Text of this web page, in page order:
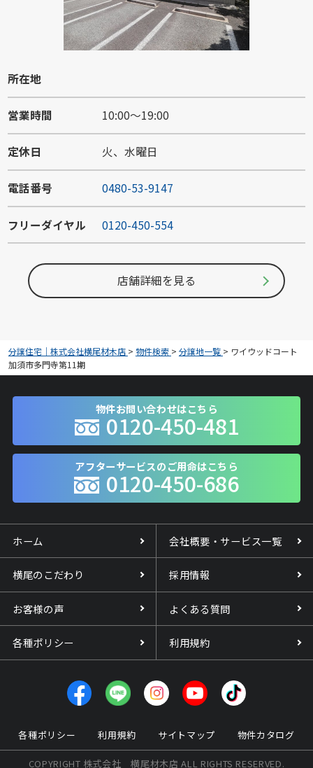
所在地
営業時間 10:00～19:00
定休日 火、水曜日
電話番号 0480-53-9147
フリーダイヤル 0120-450-554
店舗詳細を見る
分譲住宅｜株式会社横尾材木店 > 物件検索 > 分譲地一覧 > ワイウッドコート
加須市多門寺第11期
物件お問い合わせはこちら
0120-450-481
アフターサービスのご用命はこちら
0120-450-686
ホーム 会社概要・サービス一覧
横尾のこだわり 採用情報
お客様の声 よくある質問
各種ポリシー 利用規約
各種ポリシー 利用規約 サイトマップ 物件カタログ
COPYRIGHT 株式会社 横尾材木店 ALL RIGHTS RESERVED.